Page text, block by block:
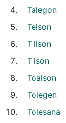
Talegon
Telson
Tillson
Tilson
Toalson
Tolegen
Tolesana